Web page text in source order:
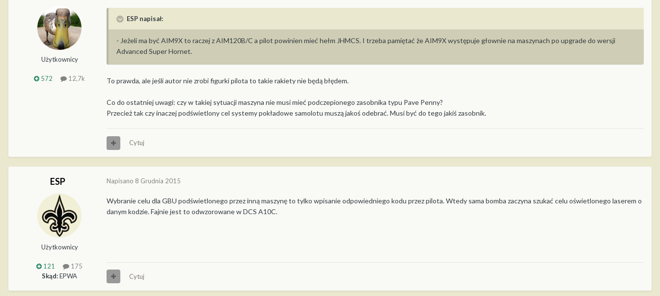
Użytkownicy
572 12,7k
ESP napisał:
- Jeżeli ma być AIM9X to raczej z AIM120B/C a pilot powinien mieć hełm JHMCS. I trzeba pamiętać że AIM9X występuje głownie na maszynach po upgrade do wersji
Advanced Super Hornet.
To prawda, ale jeśli autor nie zrobi figurki pilota to takie rakiety nie będą błędem.
Co do ostatniej uwagi: czy w takiej sytuacji maszyna nie musi mieć podczepionego zasobnika typu Pave Penny?
Przecież tak czy inaczej podświetlony cel systemy pokładowe samolotu muszą jakoś odebrać. Musi być do tego jakiś zasobnik.
Cytuj
ESP
Użytkownicy
121
175
Skąd:EPWA
Napisano 8 Grudnia 2015
Wybranie celu dla GBU podświetlonego przez inną maszynę to tylko wpisanie odpowiedniego kodu przez pilota. Wtedy sama bomba zaczyna szukać celu oświetlonego laserem o
danym kodzie. Fajnie jest to odwzorowane w DCS A10C.
Cytuj